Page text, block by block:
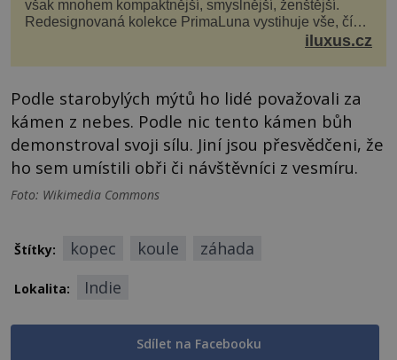
však mnohem kompaktnější, smyslnější, ženštější.
Redesignovaná kolekce PrimaLuna vystihuje vše, čím
je značka Longines dnes a čím byla i před sto dvacet...
iluxus.cz
Podle starobylých mýtů ho lidé považovali za
kámen z nebes. Podle nic tento kámen bůh
demonstroval svoji sílu. Jiní jsou přesvědčeni, že
ho sem umístili obři či návštěvníci z vesmíru.
Foto: Wikimedia Commons
Štítky: kopec koule záhada
Lokalita: Indie
Sdílet na Facebooku